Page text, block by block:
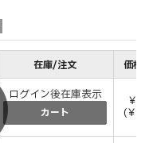
在庫/注文 価格(
ログイン後在庫表示
カート
￥
(￥